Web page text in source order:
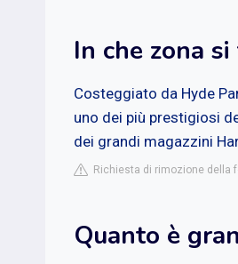
In che zona
Costeggiato da Hyde
uno dei più prestigiosi
dei grandi magazzini
Richiesta di rimozione della
Quanto è